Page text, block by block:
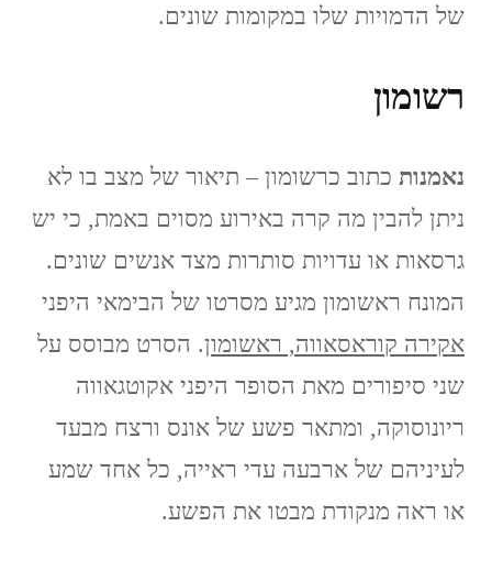
של הדמויות שלו במקומות שונים.
רשומון
נאמנות כתוב כרשומון – תיאור של מצב בו לא
ניתן להבין מה קרה באירוע מסוים באמת, כי יש
גרסאות או עדויות סותרות מצד אנשים שונים.
המונח ראשומון מגיע מסרטו של הבימאי היפני
אקירה קוראסאווה, ראשומון. הסרט מבוסס על
שני סיפורים מאת הסופר היפני אקוטגאווה
ריונוסוקה, ומתאר פשע של אונס ורצח מבעד
לעיניהם של ארבעה עדי ראייה, כל אחד שמע
או ראה מנקודת מבטו את הפשע.